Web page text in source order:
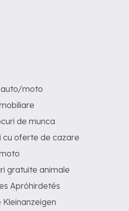
auto/moto
de munca
cu oferte de cazare
gratuite animale
Apróhirdetés